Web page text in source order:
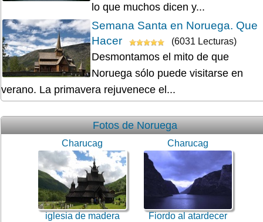
lo que muchos dicen y...
Semana Santa en Noruega. Que
Hacer
(6031 Lecturas)
Desmontamos el mito de que
Noruega sólo puede visitarse en
verano. La primavera rejuvenece el...
Fotos de Noruega
Charucag
iglesia de madera
Charucag
Fiordo al atardecer